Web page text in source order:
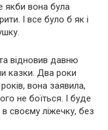
якби вона була
І все було б як і
відновив давню
казки. Два роки
вона заявила,
не боїться. І буде
в своєму ліжечку, без